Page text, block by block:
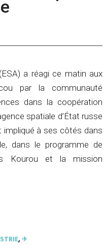
a réagi ce matin aux
par la communauté
dans la coopération
spatiale d’État russe
à ses côtés dans
dans le programme de
Kourou et la mission
,✈︎